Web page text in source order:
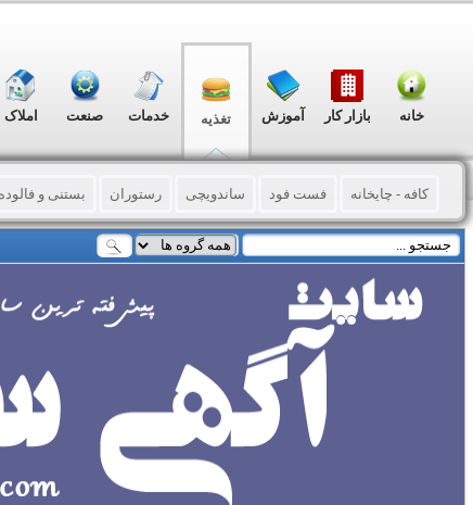
خانه بازار کار آموزش تغذیه خدمات صنعت املاک
کافه - چایخانه فست فود ساندویچی رستوران بستنی و فالوده
تهیه غذا - کترینگ گوشت و محصولات گوشتی مرغ و ماهی و